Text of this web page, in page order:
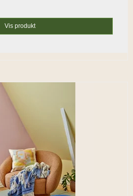
Vis produkt